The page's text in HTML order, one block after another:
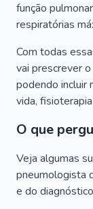
função
respiratórias
Com todas
vai prescrever
podendo incluir
vida,
O que
Veja algumas
pneumologista
e do